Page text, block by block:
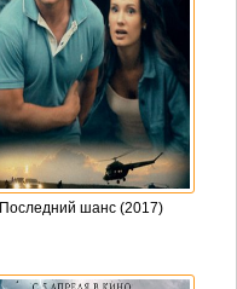
Последний шанс (2017)